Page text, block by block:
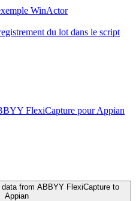
WinActor
du lot dans le script
FlexiCapture pour Appian
from ABBYY FlexiCapture to
Appian